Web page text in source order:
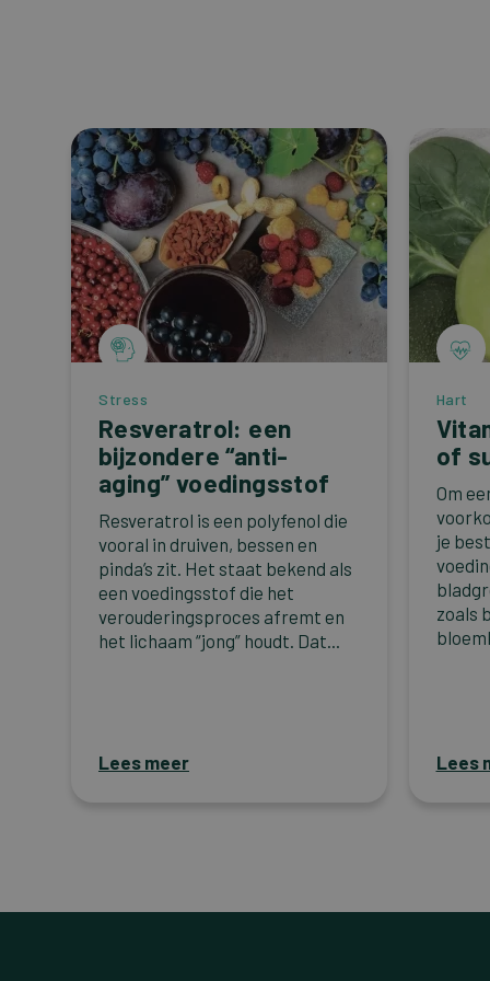
Stress
Resveratrol: een
bijzondere “anti-
aging” voedingsstof
Resveratrol is een polyfenol die
vooral in druiven, bessen en
pinda’s zit. Het staat bekend als
een voedingsstof die het
verouderingsproces afremt en
het lichaam “jong” houdt. Dat...
Lees meer
Hart
of
Om
je
zoals
Lees